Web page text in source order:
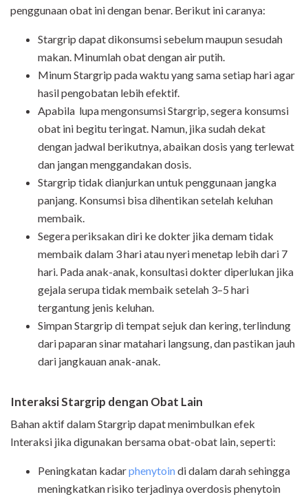
penggunaan obat ini dengan benar. Berikut ini caranya:
Stargrip dapat dikonsumsi sebelum maupun sesudah
makan. Minumlah obat dengan air putih.
Minum Stargrip pada waktu yang sama setiap hari agar
hasil pengobatan lebih efektif.
Apabila lupa mengonsumsi Stargrip, segera konsumsi
obat ini begitu teringat. Namun, jika sudah dekat
dengan jadwal berikutnya, abaikan dosis yang terlewat
dan jangan menggandakan dosis.
Stargrip tidak dianjurkan untuk penggunaan jangka
panjang. Konsumsi bisa dihentikan setelah keluhan
membaik.
Segera periksakan diri ke dokter jika demam tidak
membaik dalam 3 hari atau nyeri menetap lebih dari 7
hari. Pada anak-anak, konsultasi dokter diperlukan jika
gejala serupa tidak membaik setelah 3–5 hari
tergantung jenis keluhan.
Simpan Stargrip di tempat sejuk dan kering, terlindung
dari paparan sinar matahari langsung, dan pastikan jauh
dari jangkauan anak-anak.
Interaksi Stargrip dengan Obat Lain
Bahan aktif dalam Stargrip dapat menimbulkan efek
Interaksi jika digunakan bersama obat-obat lain, seperti:
Peningkatan kadarphenytoindi dalam darah sehingga
meningkatkan risiko terjadinya overdosis phenytoin